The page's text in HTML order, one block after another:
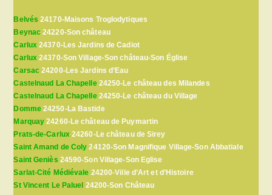
Belvés 24170-Maisons Troglodytiques
Beynac 24220-Son château
Carlux 24370-Les Jardins de Cadiot
Carlux 24370-Son Village-Son château-Son Église
Carsac 24200-Les Jardins d’Eau
Castelnaud La Chapelle24250-Le château des Milandes
Castelnaud La Chapelle24250-Le château du Village
Domme24250-La Bastide
Marquay 24260-Le château de Puymartin
Prats-de-Carlux24260-Le château de Sirey
Saint Amand de Coly 24120-Son Magnifique Village-Son Abbatiale
Saint Geniès 24590-Son Village-Son Eglise
Sarlat-Cité Médiévale 24200-Ville d’Art et d’Histoire
St Vincent Le Paluel 24200-Son Château